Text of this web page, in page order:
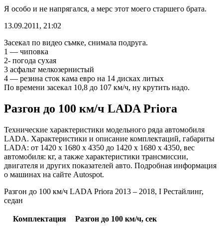
Я особо и не напрягался, а мерс этот моего старшего брата.
13.09.2011, 21:02
Засекал по видео съмке, снимала подруга.
1 — чиповка
2- погода сухая
3 асфальт мелкозернистый
4 — резина сток кама евро на 14 дисках литых
По времени засекал 10,8 до 107 км/ч, ну крутить надо.
Разгон до 100 км/ч LADA Priora
Технические характеристики модельного ряда автомобиля
LADA. Характеристики и описание комплектаций, габариты
LADA: от 1420 x 1680 x 4350 до 1420 x 1680 x 4350, вес
автомобиля: кг, а также характеристики трансмиссии,
двигателя и других показателей авто. Подробная информация
о машинах на сайте Autospot.
Разгон до 100 км/ч LADA Priora 2013 – 2018, I Рестайлинг,
седан
Комплектация
Разгон до 100 км/ч, сек